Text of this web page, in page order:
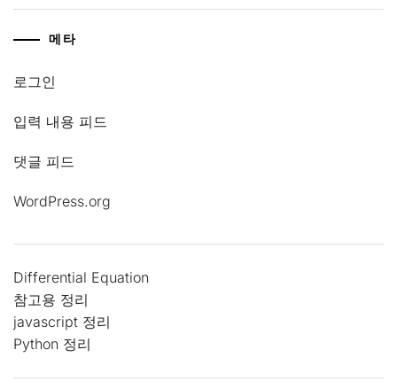
메타
로그인
입력 내용 피드
댓글 피드
WordPress.org
Differential Equation
참고용 정리
javascript 정리
Python 정리